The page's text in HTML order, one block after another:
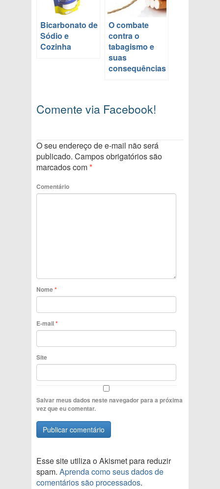
Bicarbonato de
Sódio e
Cozinha
O combate
contra o
tabagismo e
suas
consequências
Comente via Facebook!
O seu endereço de e-mail não será
publicado. Campos obrigatórios são
marcados com*
Comentário
Nome*
E-mail*
Site
Salvar meus dados neste navegador para a próxima
vez que eu comentar.
Esse site utiliza o Akismet para reduzir
spam. Aprenda como seus dados de
comentários são processados.